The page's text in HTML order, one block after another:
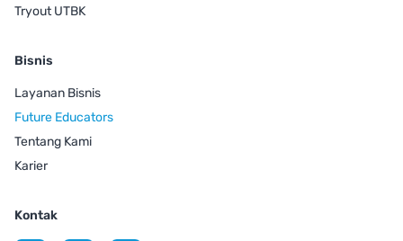
Tryout UTBK
Bisnis
Layanan Bisnis
Future Educators
Tentang Kami
Karier
Kontak